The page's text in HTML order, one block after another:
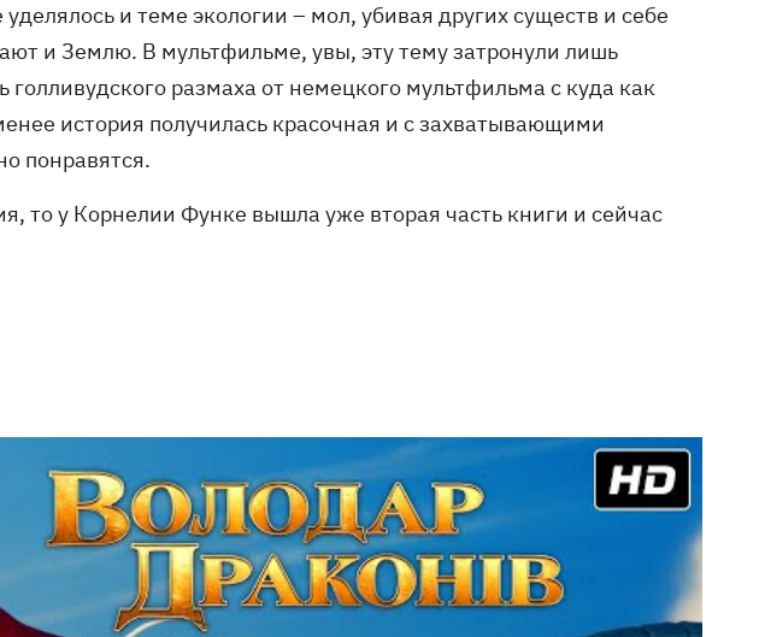
и теме экологии – мол, убивая других существ и себе
и Землю. В мультфильме, увы, эту тему затронули лишь
размаха от немецкого мультфильма с куда как
история получилась красочная и с захватывающими
понравятся.
то у Корнелии Функе вышла уже вторая часть книги и сейчас